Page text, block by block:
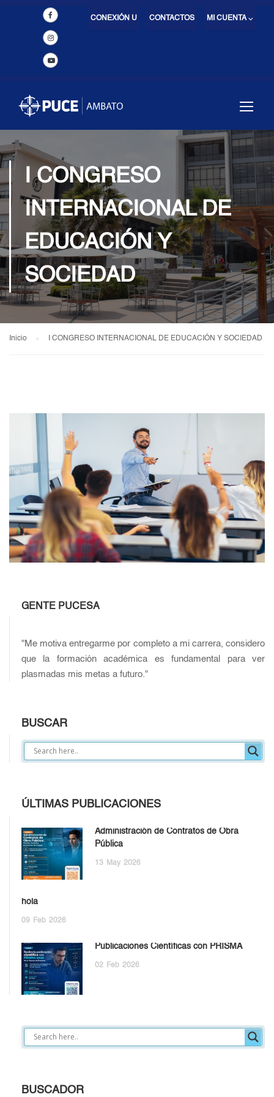
MI CUENTA ⌵
CONTACTOS
CONEXIÓN U
I CONGRESO
INTERNACIONAL DE
EDUCACIÓN Y
SOCIEDAD
Inicio I CONGRESO INTERNACIONAL DE EDUCACIÓN Y SOCIEDAD
GENTE PUCESA
"Me motiva entregarme por completo a mi carrera, considero
que la formación académica es fundamental para ver
plasmadas mis metas a futuro."
BUSCAR
ÚLTIMAS PUBLICACIONES
Administración de Contratos de Obra
Pública
13 May 2026
hola
09 Feb 2026
Publicaciones Científicas con PRISMA
02 Feb 2026
BUSCADOR